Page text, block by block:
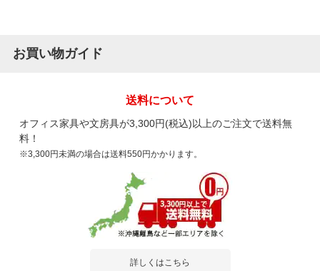
お買い物ガイド
送料について
オフィス家具や文房具が3,300円(税込)以上のご注文で送料無
料！
※3,300円未満の場合は送料550円かかります。
詳しくはこちら